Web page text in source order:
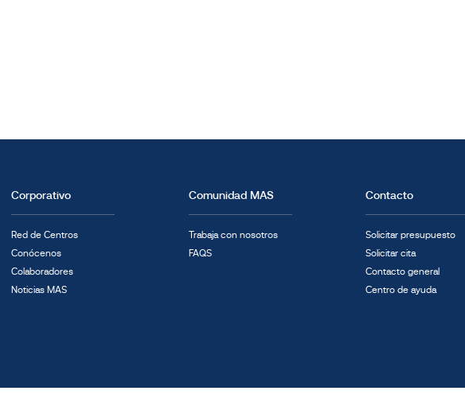
Corporativo
Red de Centros
Conócenos
Colaboradores
Noticias MAS
Comunidad MAS
Trabaja con nosotros
FAQS
Contacto
Solicitar presupuesto
Solicitar cita
Contacto general
Centro de ayuda